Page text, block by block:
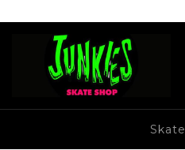
Skate